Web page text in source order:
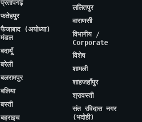
प्रतापगढ़
फतेहपुर
फैजाबाद (अयोध्या)
मंडल
बदायूँ
बरेली
बलरामपुर
बलिया
बस्ती
बहराइच
ललितपुर
वाराणसी
विभागीय /
Corporate
विशेष
शामली
शाहजहाँपुर
श्रावस्ती
संत रविदास नगर
(भदोही)